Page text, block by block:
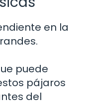
en la
puede
pájaros
del